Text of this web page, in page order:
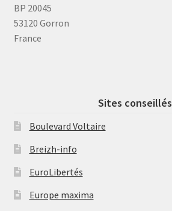
BP 20045
53120 Gorron
France
Sites conseillés
Boulevard Voltaire
Breizh-info
EuroLibertés
Europe maxima